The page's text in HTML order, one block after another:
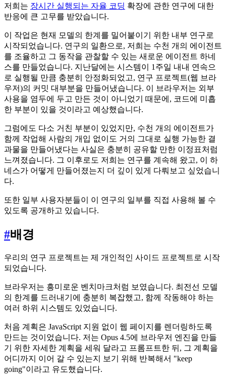
저희는 장시간 실행되는 자율 코딩 확장에 관한 연구에 대한
반응에 큰 고무를 받았습니다.
이 작업은 현재 모델의 한계를 밀어붙이기 위한 내부 연구로
시작되었습니다. 연구의 일환으로, 저희는 수천 개의 에이전트
를 조율하고 그 동작을 관찰할 수 있는 새로운 에이전트 하네
스를 만들었습니다. 지난달에는 시스템이 1주일 내내 연속으
로 실행될 만큼 충분히 안정화되었고, 연구 프로젝트(웹 브라
우저)의 커밋 대부분을 만들어냈습니다. 이 브라우저는 외부
사용을 염두에 두고 만든 것이 아니었기 때문에, 코드에 미흡
한 부분이 있을 것이라고 예상했습니다.
그럼에도 다소 거친 부분이 있었지만, 수천 개의 에이전트가
함께 작업해 사람의 개입 없이도 거의 그대로 실행 가능한 결
과물을 만들어냈다는 사실은 충분히 공유할 만한 이정표처럼
느껴졌습니다. 그 이후로도 저희는 연구를 계속해 왔고, 이 하
네스가 어떻게 만들어졌는지 더 깊이 있게 다뤄보고 싶었습니
다.
또한 일부 사용자분들이 이 연구의 일부를 직접 사용해 볼 수
있도록 공개하고 있습니다.
#배경
우리의 연구 프로젝트는 제 개인적인 사이드 프로젝트로 시작
되었습니다.
브라우저는 흥미로운 벤치마크처럼 보였습니다. 최전선 모델
의 한계를 드러내기에 충분히 복잡했고, 함께 작동해야 하는
여러 하위 시스템도 있었습니다.
처음 계획은 JavaScript 지원 없이 웹 페이지를 렌더링하도록
만드는 것이었습니다. 저는 Opus 4.5에 브라우저 엔진을 만들
기 위한 자세한 계획을 세워 달라고 프롬프트한 뒤, 그 계획을
어디까지 이어 갈 수 있는지 보기 위해 반복해서 "keep
going"이라고 유도했습니다.